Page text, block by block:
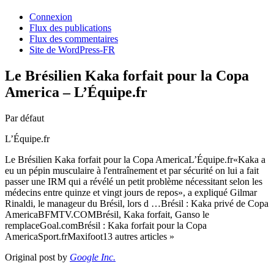
Connexion
Flux des publications
Flux des commentaires
Site de WordPress-FR
Le Brésilien Kaka forfait pour la Copa
America – L’Équipe.fr
Par défaut
L’Équipe.fr
Le Brésilien Kaka forfait pour la Copa AmericaL’Équipe.fr«Kaka a
eu un pépin musculaire à l'entraînement et par sécurité on lui a fait
passer une IRM qui a révélé un petit problème nécessitant selon les
médecins entre quinze et vingt jours de repos», a expliqué Gilmar
Rinaldi, le manageur du Brésil, lors d …Brésil : Kaka privé de Copa
AmericaBFMTV.COMBrésil, Kaka forfait, Ganso le
remplaceGoal.comBrésil : Kaka forfait pour la Copa
AmericaSport.frMaxifoot13 autres articles »
Original post by Google Inc.